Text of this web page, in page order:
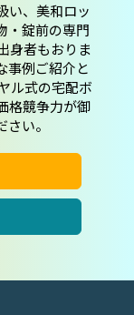
い、美和ロッ
・錠前の専門
身者もおりま
事例ご紹介と
ル式の宅配ボ
格競争力が御
い。